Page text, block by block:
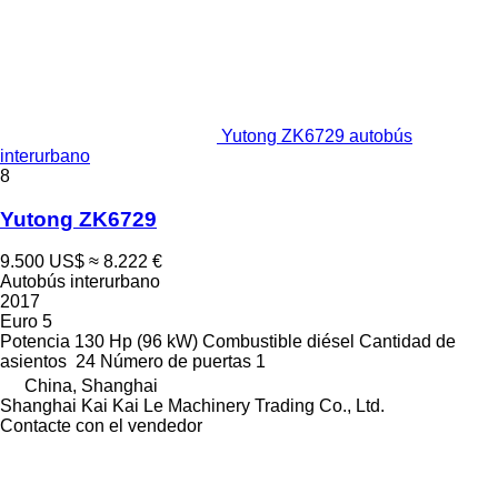
Yutong ZK6729 autobús
interurbano
8
Yutong ZK6729
9.500 US$ ≈ 8.222 €
Autobús interurbano
2017
Euro 5
Potencia 130 Hp (96 kW) Combustible diésel Cantidad de
asientos 24 Número de puertas 1
China, Shanghai
Shanghai Kai Kai Le Machinery Trading Co., Ltd.
Contacte con el vendedor